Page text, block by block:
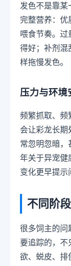
发色不是靠某
完整营养：优
喂食节奏。过
得好；补剂混
样拖慢发色。
压力与环境
频繁抓取、频
会让彩龙长期
常忽明忽暗
年关于异宠健
变化更早提示
不同阶
很多饲主的问
要追踪的，不
欲、蜕皮、排